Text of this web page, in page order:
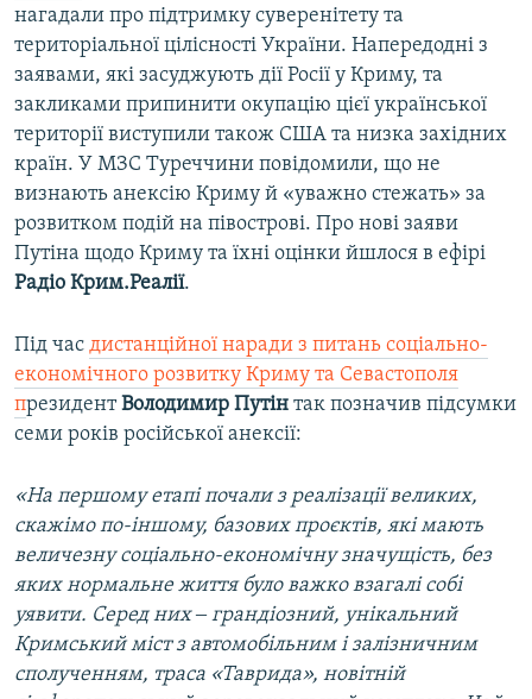
нагадали про підтримку суверенітету та
територіальної цілісності України. Напередодні з
заявами, які засуджують дії Росії у Криму, та
закликами припинити окупацію цієї української
території виступили також США та низка західних
країн. У МЗС Туреччини повідомили, що не
визнають анексію Криму й «уважно стежать» за
розвитком подій на півострові. Про нові заяви
Путіна щодо Криму та їхні оцінки йшлося в ефірі
Радіо Крим.Реалії.
Під час дистанційної наради з питань соціально-
економічного розвитку Криму та Севастополя
президентВолодимир Путін так позначив підсумки
семи років російської анексії:
«На першому етапі почали з реалізації великих,
скажімо по-іншому, базових проєктів, які мають
величезну соціально-економічну значущість, без
яких нормальне життя було важко взагалі собі
уявити. Серед них ‒ грандіозний, унікальний
Кримський міст з автомобільним і залізничним
сполученням, траса «Таврида», новітній